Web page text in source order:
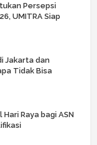
Persepsi
UMITRA Siap
Jakarta dan
Tidak Bisa
Raya bagi ASN